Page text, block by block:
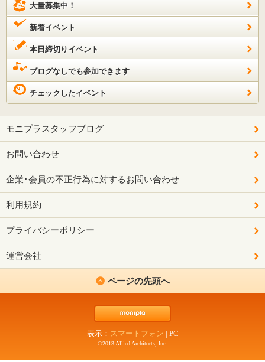
大量募集中！
新着イベント
本日締切りイベント
ブログなしでも参加できます
チェックしたイベント
モニプラスタッフブログ
お問い合わせ
企業･会員の不正行為に対するお問い合わせ
利用規約
プライバシーポリシー
運営会社
ページの先頭へ
表示： スマートフォン | PC
©2013 Allied Architects, Inc.